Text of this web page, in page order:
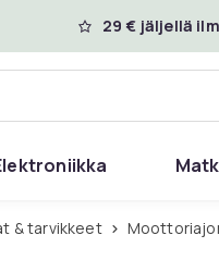
29 € jäljellä
& tarvikkeet